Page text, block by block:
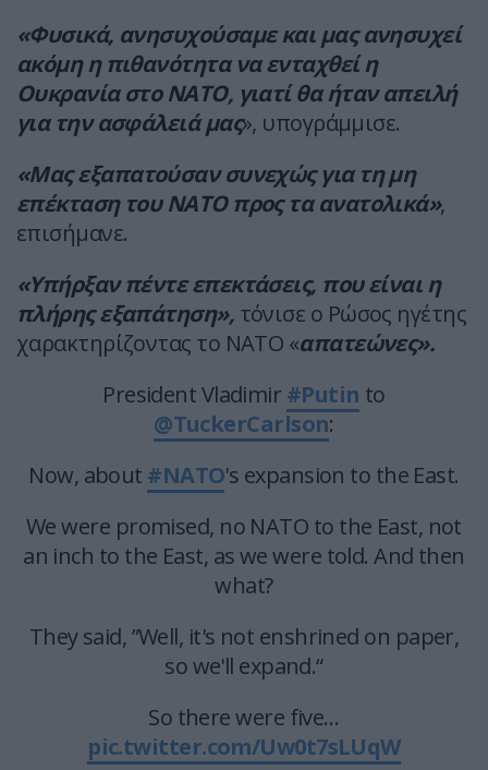
«Φυσικά, ανησυχούσαμε και μας ανησυχεί
ακόμη η πιθανότητα να ενταχθεί η
Ουκρανία στο ΝΑΤΟ, γιατί θα ήταν απειλή
για την ασφάλειά μας», υπογράμμισε.
«Μας εξαπατούσαν συνεχώς για τη μη
επέκταση του ΝΑΤΟ προς τα ανατολικά»,
επισήμανε.
«Υπήρξαν πέντε επεκτάσεις, που είναι η
πλήρης εξαπάτηση», τόνισε ο Ρώσος ηγέτης
χαρακτηρίζοντας το ΝΑΤΟ «απατεώνες».
President Vladimir #Putin to
@TuckerCarlson:
Now, about #NATO's expansion to the East.
We were promised, no NATO to the East, not
an inch to the East, as we were told. And then
what?
They said, ”Well, it's not enshrined on paper,
so we'll expand.“
So there were five…
pic.twitter.com/Uw0t7sLUqW